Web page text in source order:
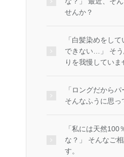
せんか？
「白髪染めをし
できない…」 そ
りを我慢していま
「ロングだから
そんなふうに思っ
「私には天然100
な？」 そんなご
す。